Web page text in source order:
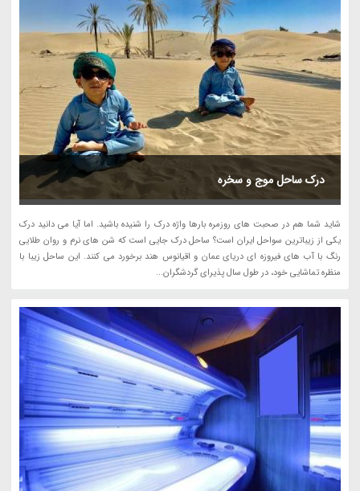
درک ساحل موج و سخره
شاید شما هم در صحبت های روزمره بارها واژه درک را شنیده باشید. اما آیا می دانید درک
یکی از زیباترین سواحل ایران است؟ ساحل درک جایی است که شن های نرم و روان طلایی
رنگ با آب های فیروزه ای دریای عمان و اقیانوس هند برخورد می کنند. این ساحل زیبا با
منظره تماشایی خود، در طول سال پذیرای گردشگران...